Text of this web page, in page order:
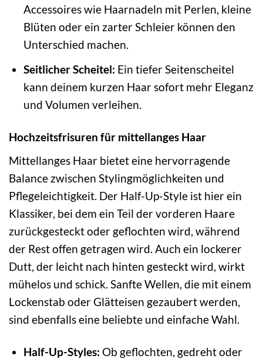
Accessoires wie Haarnadeln mit Perlen, kleine
Blüten oder ein zarter Schleier können den
Unterschied machen.
Seitlicher Scheitel: Ein tiefer Seitenscheitel
kann deinem kurzen Haar sofort mehr Eleganz
und Volumen verleihen.
Hochzeitsfrisuren für mittellanges Haar
Mittellanges Haar bietet eine hervorragende
Balance zwischen Stylingmöglichkeiten und
Pflegeleichtigkeit. Der Half-Up-Style ist hier ein
Klassiker, bei dem ein Teil der vorderen Haare
zurückgesteckt oder geflochten wird, während
der Rest offen getragen wird. Auch ein lockerer
Dutt, der leicht nach hinten gesteckt wird, wirkt
mühelos und schick. Sanfte Wellen, die mit einem
Lockenstab oder Glätteisen gezaubert werden,
sind ebenfalls eine beliebte und einfache Wahl.
Half-Up-Styles: Ob geflochten, gedreht oder